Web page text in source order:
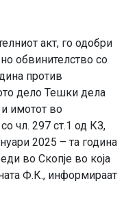
акт, го одобри
обвинителство со
против
дело Тешки дела
и имотот во
чл. 297 ст.1 од КЗ,
2025 – та година
во Скопје во која
Ф.К., информираат